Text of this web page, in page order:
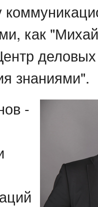
как
знаниями".
-